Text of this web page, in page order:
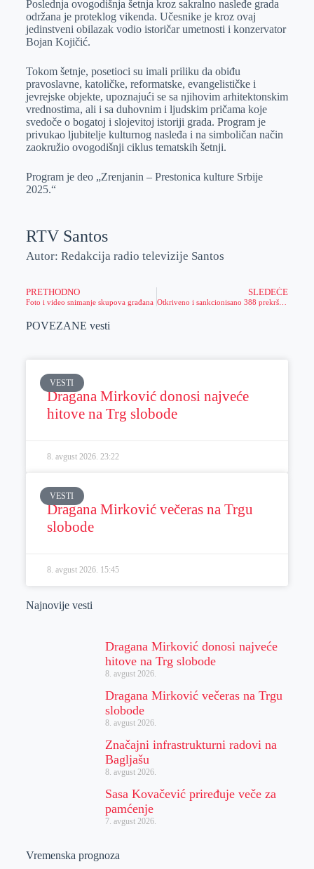
e
r
I
n
s
A
p
p
a
i
l
Poslednja ovogodišnja šetnja kroz sakralno nasleđe grada
održana je proteklog vikenda. Učesnike je kroz ovaj
jedinstveni obilazak vodio istoričar umetnosti i konzervator
Bojan Kojičić.
Tokom šetnje, posetioci su imali priliku da obiđu
pravoslavne, katoličke, reformatske, evangelističke i
jevrejske objekte, upoznajući se sa njihovim arhitektonskim
vrednostima, ali i sa duhovnim i ljudskim pričama koje
svedoče o bogatoj i slojevitoj istoriji grada. Program je
privukao ljubitelje kulturnog nasleđa i na simboličan način
zaokružio ovogodišnji ciklus tematskih šetnji.
Program je deo „Zrenjanin – Prestonica kulture Srbije
2025.“
RTV Santos
Autor: Redakcija radio televizije Santos
PRETHODNO
Foto i video snimanje skupova građana
SLEDEĆE
POVEZANE vesti
VESTI
Dragana Mirković donosi najveće
hitove na Trg slobode
8. avgust 2026. 23:22
VESTI
Dragana Mirković večeras na Trgu
slobode
8. avgust 2026. 15:45
Najnovije vesti
Dragana Mirković donosi najveće
hitove na Trg slobode
8. avgust 2026.
Dragana Mirković večeras na Trgu
slobode
8. avgust 2026.
Značajni infrastrukturni radovi na
Bagljašu
8. avgust 2026.
Sasa Kovačević priređuje veče za
pamćenje
7. avgust 2026.
Vremenska prognoza